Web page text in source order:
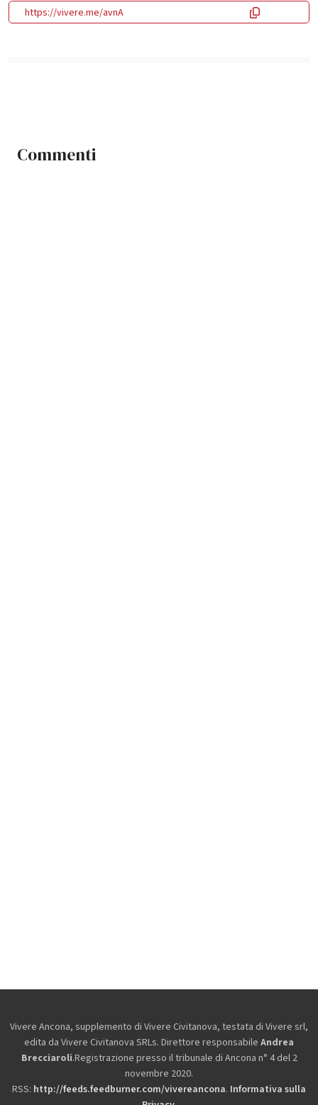
https://vivere.me/avnA
Commenti
Vivere Ancona, supplemento di Vivere Civitanova, testata di Vivere srl,
edita da Vivere Civitanova SRLs. Direttore responsabile Andrea
Brecciaroli.Registrazione presso il tribunale di Ancona n° 4 del 2
novembre 2020.
RSS: http://feeds.feedburner.com/vivereancona. Informativa sulla